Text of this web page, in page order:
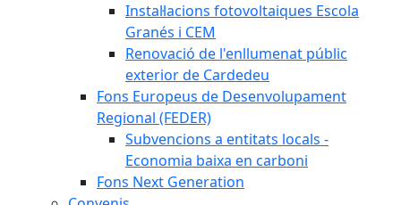
Instal·lacions fotovoltaiques Escola
Granés i CEM
Renovació de l'enllumenat públic
exterior de Cardedeu
Fons Europeus de Desenvolupament
Regional (FEDER)
Subvencions a entitats locals -
Economia baixa en carboni
Fons Next Generation